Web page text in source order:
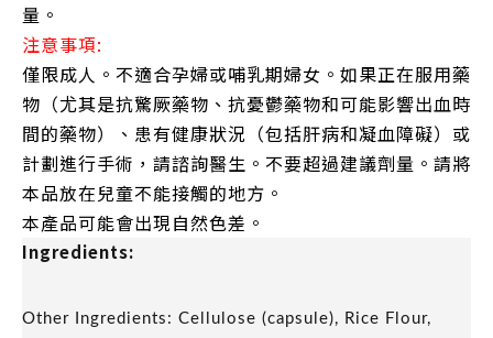
量。
注意事項:
僅限成人。不適合孕婦或哺乳期婦女。如果正在服用藥
物（尤其是抗驚厥藥物、抗憂鬱藥物和可能影響出血時
間的藥物）、患有健康狀況（包括肝病和凝血障礙）或
計劃進行手術，請諮詢醫生。不要超過建議劑量。請將
本品放在兒童不能接觸的地方。
本產品可能會出現自然色差。
Ingredients:
Other Ingredients: Cellulose (capsule), Rice Flour,